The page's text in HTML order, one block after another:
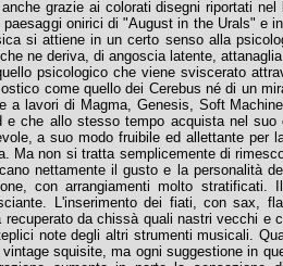
grazie ai colorati disegni riportati nel
onirici di "August in the Urals" e
si attiene in un certo senso alla
ne deriva, di angoscia latente,
psicologico che viene sviscerato
come quello dei Cerebus né di un
a lavori di Magma, Genesis, Soft
che allo stesso tempo acquista nel suo
a suo modo fruibile ed allettante per
Ma non si tratta semplicemente di
nettamente il gusto e la personalità
con arrangiamenti molto stratificati.
L'inserimento dei fiati, con sax,
da chissà quali nastri vecchi e
note degli altri strumenti musicali.
squisite, ma ogni suggestione in